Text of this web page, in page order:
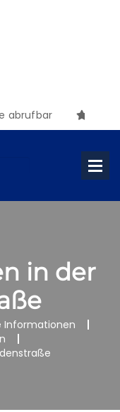
abrufbar
in der
Informationen